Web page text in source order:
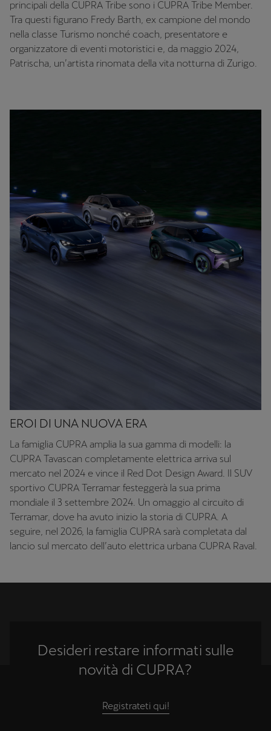
principali della CUPRA Tribe sono i CUPRA Tribe Member.
Tra questi figurano Fredy Barth, ex campione del mondo
nella classe Turismo nonché coach, presentatore e
organizzatore di eventi motoristici e, da maggio 2024,
Patrischa, un’artista rinomata della vita notturna di Zurigo.
EROI DI UNA NUOVA ERA
La famiglia CUPRA amplia la sua gamma di modelli: la
CUPRA Tavascan completamente elettrica arriva sul
mercato nel 2024 e vince il Red Dot Design Award. Il SUV
sportivo CUPRA Terramar festeggerà la sua prima
mondiale il 3 settembre 2024. Un omaggio al circuito di
Terramar, dove ha avuto inizio la storia di CUPRA. A
seguire, nel 2026, la famiglia CUPRA sarà completata dal
lancio sul mercato dell’auto elettrica urbana CUPRA Raval.
Desideri restare informati sulle
novità di CUPRA?
Registrateti qui!